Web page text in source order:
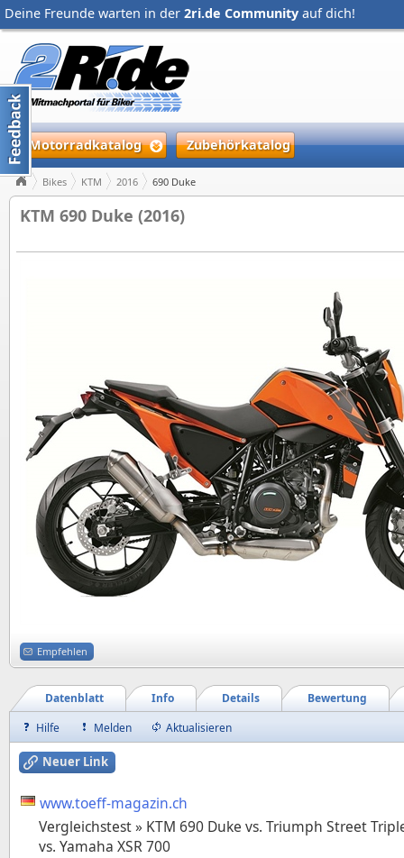
Deine Freunde warten in der 2ri.de Community auf dich!
Motorradkatalog Zubehörkatalog
Bikes KTM 2016 690 Duke
KTM 690 Duke (2016)
Empfehlen
Bewertung
Details
Info
Datenblatt
Hilfe
Melden Aktualisieren
Neuer Link
www.toeff-magazin.ch
Vergleichstest » KTM 690 Duke vs. Triumph Street
vs. Yamaha XSR 700